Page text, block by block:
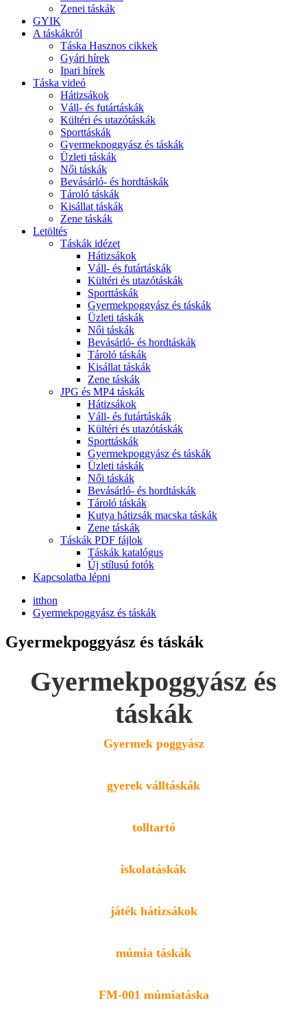
Zenei táskák
GYIK
A táskákról
Táska Hasznos cikkek
Gyári hírek
Ipari hírek
Táska videó
Hátizsákok
Váll- és futártáskák
Kültéri és utazótáskák
Sporttáskák
Gyermekpoggyász és táskák
Üzleti táskák
Női táskák
Bevásárló- és hordtáskák
Tároló táskák
Kisállat táskák
Zene táskák
Letöltés
Táskák idézet
Hátizsákok
Váll- és futártáskák
Kültéri és utazótáskák
Sporttáskák
Gyermekpoggyász és táskák
Üzleti táskák
Női táskák
Bevásárló- és hordtáskák
Tároló táskák
Kisállat táskák
Zene táskák
JPG és MP4 táskák
Hátizsákok
Váll- és futártáskák
Kültéri és utazótáskák
Sporttáskák
Gyermekpoggyász és táskák
Üzleti táskák
Női táskák
Bevásárló- és hordtáskák
Tároló táskák
Kutya hátizsák macska táskák
Zene táskák
Táskák PDF fájlok
Táskák katalógus
Új stílusú fotók
Kapcsolatba lépni
itthon
Gyermekpoggyász és táskák
Gyermekpoggyász és táskák
Gyermekpoggyász és
táskák
Gyermek poggyász
gyerek válltáskák
tolltartó
iskolatáskák
játék hátizsákok
múmia táskák
FM-001 múmiatáska